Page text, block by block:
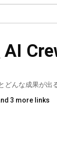
どんな成果が出
3 more links